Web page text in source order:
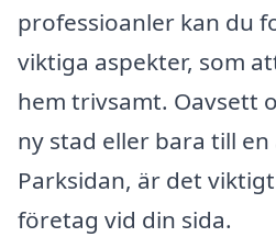
professioanler kan du
viktiga aspekter, som
hem trivsamt. Oavsett
ny stad eller bara till
Parksidan, är det
företag vid din sida.